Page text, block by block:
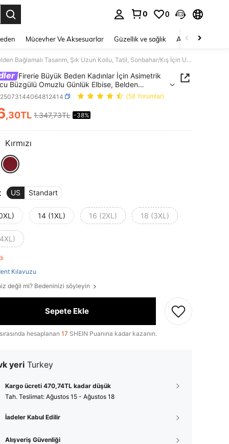
0 0
Mücevher Ve Aksesuarlar Güzellik ve sağlık Ayakkabı
Firerie Büyük Beden Kadınlar İçin Asimetrik Etek Ucu Büzgülü Omuzlu Günlük Elbise, Belden Bağlamalı Tasarım, Şık Uzun Kollu, Tatil, Sonbahar/Kış İçin Uygun
Firerie Büyük Beden Kadınlar İçin Asimetrik
Büzgülü Omuzlu Günlük Elbise, Belden
Tasarım, Şık Uzun Kollu, Tatil, Sonbahar/Kış
(58 Yorumlar)
AND AVAILABILITY
,30TL 1.347,73TL -38%
Kırmızı
US Standart
14 (1XL) 16 (2XL) 18 (3XL)
Kılavuzu
değil mi? Bedeninizi söyleyin
Sepete Ekle
hesaplanan 17 SHEIN Puanına kadar kazanın.
yeri Turkey
Kargo ücreti 470,74TL kadar düşük
Tah. Teslimat: Ağustos 15 - Ağustos 18
İadeler Kabul Edilir
Alışveriş Güvenliği